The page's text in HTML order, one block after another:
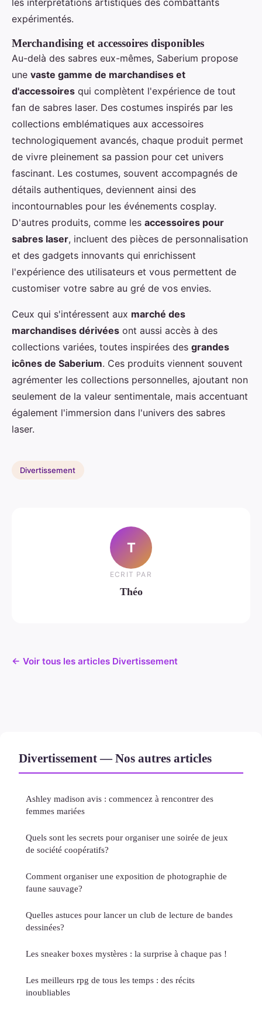
les interprétations artistiques des combattants
expérimentés.
Merchandising et accessoires disponibles
Au-delà des sabres eux-mêmes, Saberium propose
une vaste gamme de marchandises et
d'accessoires qui complètent l'expérience de tout
fan de sabres laser. Des costumes inspirés par les
collections emblématiques aux accessoires
technologiquement avancés, chaque produit permet
de vivre pleinement sa passion pour cet univers
fascinant. Les costumes, souvent accompagnés de
détails authentiques, deviennent ainsi des
incontournables pour les événements cosplay.
D'autres produits, comme les accessoires pour
sabres laser, incluent des pièces de personnalisation
et des gadgets innovants qui enrichissent
l'expérience des utilisateurs et vous permettent de
customiser votre sabre au gré de vos envies.
Ceux qui s'intéressent aux marché des
marchandises dérivées ont aussi accès à des
collections variées, toutes inspirées des grandes
icônes de Saberium. Ces produits viennent souvent
agrémenter les collections personnelles, ajoutant non
seulement de la valeur sentimentale, mais accentuant
également l'immersion dans l'univers des sabres
laser.
Divertissement
T
ECRIT PAR
Théo
← Voir tous les articles Divertissement
Divertissement — Nos autres articles
Ashley madison avis : commencez à rencontrer des
femmes mariées
Quels sont les secrets pour organiser une soirée de jeux
de société coopératifs?
Comment organiser une exposition de photographie de
faune sauvage?
Quelles astuces pour lancer un club de lecture de bandes
dessinées?
Les sneaker boxes mystères : la surprise à chaque pas !
Les meilleurs rpg de tous les temps : des récits
inoubliables